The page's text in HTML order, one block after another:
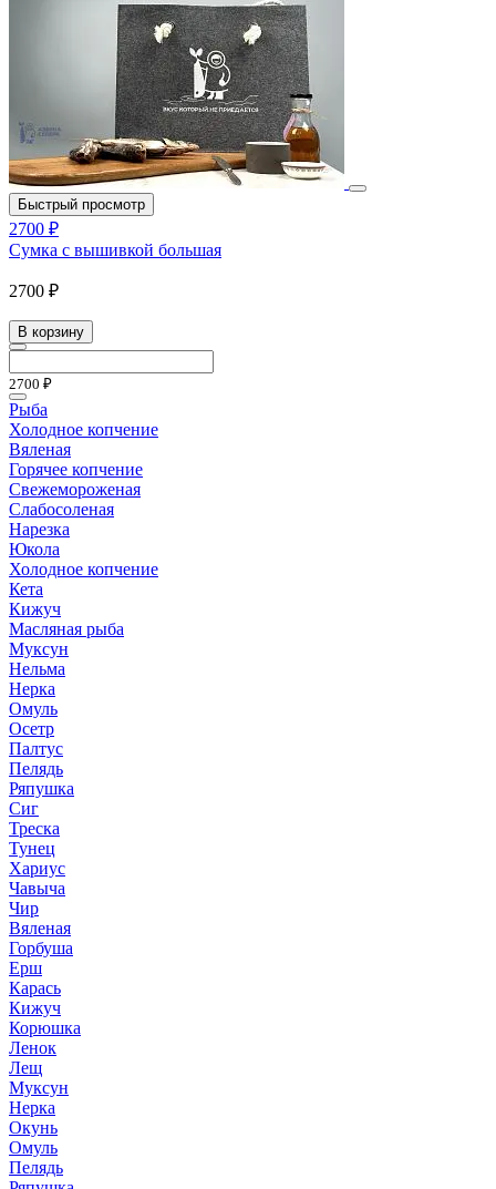
Быстрый просмотр
2700 ₽
Сумка с вышивкой большая
2700 ₽
В корзину
2700 ₽
Рыба
Холодное копчение
Вяленая
Горячее копчение
Свежемороженая
Слабосоленая
Нарезка
Юкола
Холодное копчение
Кета
Кижуч
Масляная рыба
Муксун
Нельма
Нерка
Омуль
Осетр
Палтус
Пелядь
Ряпушка
Сиг
Треска
Тунец
Хариус
Чавыча
Чир
Вяленая
Горбуша
Ерш
Карась
Кижуч
Корюшка
Ленок
Лещ
Муксун
Нерка
Окунь
Омуль
Пелядь